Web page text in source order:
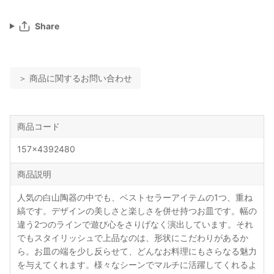
Share
＞ 商品に関するお問い合わせ
商品コード
157x4392480
商品説明
人気の白山陶器の中でも、ベストセラーアイテムの1つ、重ね
縞です。デザインの美しさと楽しさを併せ持つお皿です。幅の
違う2つのラインで遊び心をさりげなく演出しています。それ
でもスタイリッシュで上品なのは、形状にこだわりがあるか
ら。お皿の端を少し反らせて、どんなお料理にもさらなる魅力
を与えてくれます。様々なシーンでマルチに活躍してくれるよ